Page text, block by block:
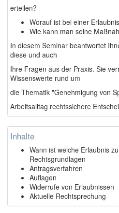
erteilen?
Worauf ist bei einer
Wie kann man seine
In diesem Seminar beantwortet
diese und auch
Ihre Fragen aus der Praxis. Sie
Wissenswerte rund um
die Thematik "Genehmigung von
Arbeitsalltag rechtssichere
Inhalte
Wann ist welche Erlaubnis
Rechtsgrundlagen
Antragsverfahren
Auflagen
Widerrufe von Erlaubnissen
Aktuelle Rechtsprechung